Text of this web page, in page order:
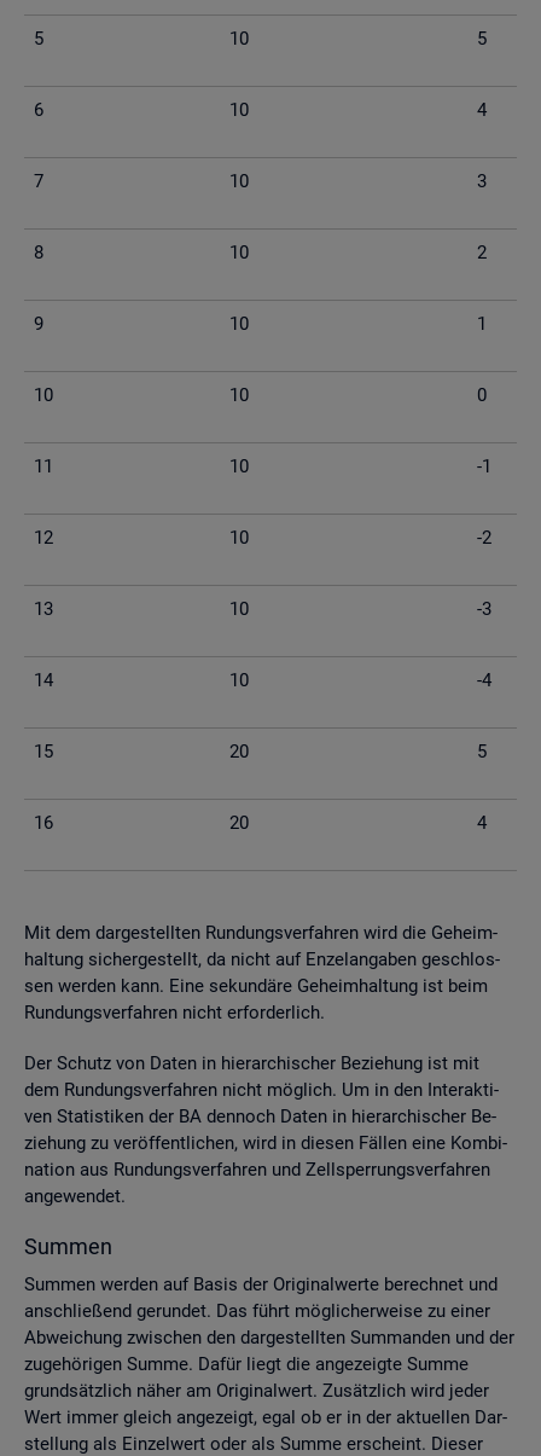
5 10 5
6 10 4
7 10 3
8 10 2
9 10 1
10 10 0
11 10 -1
12 10 -2
13 10 -3
14 10 -4
15 20 5
16 20 4
Mit dem dar­ge­stell­ten Run­dungs­ver­fah­ren wird die Ge­heim­
hal­tung si­cher­ge­stellt, da nicht auf En­zel­an­ga­ben ge­schlos­
sen wer­den kann. Eine se­kun­dä­re Ge­heim­hal­tung ist beim
Run­dungs­ver­fah­ren nicht er­for­der­lich.
Der Schutz von Daten in hier­ar­chi­scher Be­zie­hung ist mit
dem Run­dungs­ver­fah­ren nicht mög­lich. Um in den In­ter­ak­ti­
ven Sta­tis­ti­ken der BA den­noch Daten in hier­ar­chi­scher Be­
zie­hung zu ver­öf­fent­li­chen, wird in die­sen Fäl­len eine Kom­bi­
na­ti­on aus Run­dungs­ver­fah­ren und Zell­sper­rungs­ver­fah­ren
an­ge­wen­det.
Sum­men
Sum­men wer­den auf Basis der Ori­gi­nal­wer­te be­rech­net und
an­schlie­ßend ge­run­det. Das führt mög­li­cher­wei­se zu einer
Ab­wei­chung zwi­schen den dar­ge­stell­ten Sum­man­den und der
zu­ge­hö­ri­gen Summe. Dafür liegt die an­ge­zeig­te Summe
grund­sätz­lich näher am Ori­gi­nal­wert. Zu­sätz­lich wird jeder
Wert immer gleich an­ge­zeigt, egal ob er in der ak­tu­el­len Dar­
stel­lung als Ein­zel­wert oder als Summe er­scheint. Die­ser